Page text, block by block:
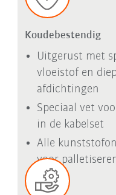
Koudebestendig
Uitgerust met
vloeistof en
afdichtingen
Speciaal vet
in de kabelset
Alle
voor